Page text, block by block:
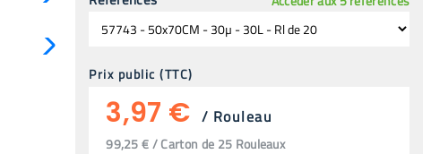
Prix public (TTC)
3,97 € / Rouleau
99,25 € / Carton de 25 Rouleaux